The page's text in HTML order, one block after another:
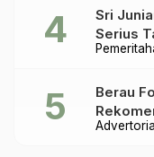
Sri
Serius
Praktik
Berau